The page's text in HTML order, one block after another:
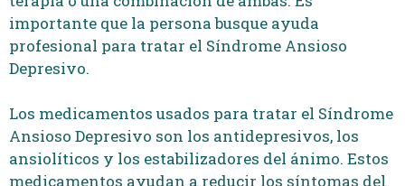
importante que la persona busque ayuda
profesional para tratar el Síndrome Ansioso
Depresivo.
Los medicamentos usados para tratar el Síndrome
Ansioso Depresivo son los antidepresivos, los
ansiolíticos y los estabilizadores del ánimo. Estos
medicamentos ayudan a reducir los síntomas del